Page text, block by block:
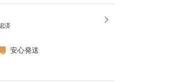
けて保存してください。
食べやすくスライスしてお
済
安心発送